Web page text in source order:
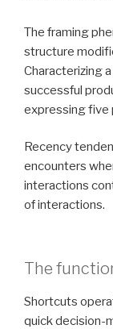
The framing
structure
Characterizing
successful
expressing five
Recency
encounters
interactions
of interactions.
The
Shortcuts
quick decision-